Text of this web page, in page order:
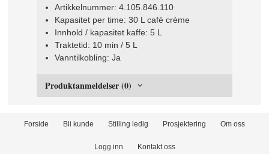
Artikkelnummer: 4.105.846.110
Kapasitet per time: 30 L café crème
Innhold / kapasitet kaffe: 5 L
Traktetid: 10 min / 5 L
Vanntilkobling: Ja
Produktanmeldelser (0)
Forside Bli kunde Stilling ledig Prosjektering Om oss
Logg inn Kontakt oss